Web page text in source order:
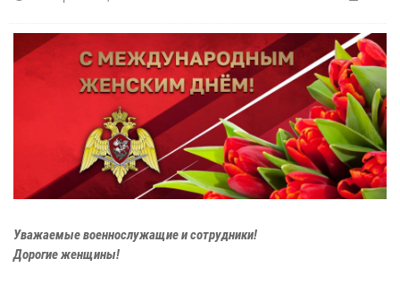
Уважаемые военнослужащие и сотрудники!
Дорогие женщины!